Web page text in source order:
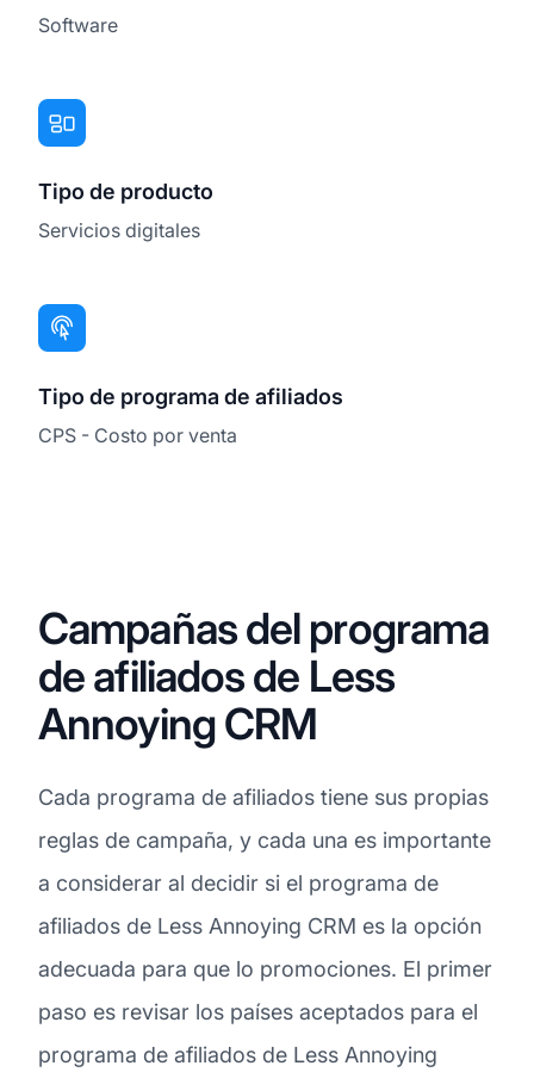
Software
Tipo de producto
Servicios digitales
Tipo de programa de afiliados
CPS - Costo por venta
Campañas del programa
de afiliados de Less
Annoying CRM
Cada programa de afiliados tiene sus propias
reglas de campaña, y cada una es importante
a considerar al decidir si el programa de
afiliados de Less Annoying CRM es la opción
adecuada para que lo promociones. El primer
paso es revisar los países aceptados para el
programa de afiliados de Less Annoying